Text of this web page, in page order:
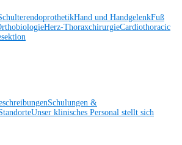
Hand und HandgelenkFuß
Herz-ThoraxchirurgieCardiothoracic
Schulungen &
Unser klinisches Personal stellt sich